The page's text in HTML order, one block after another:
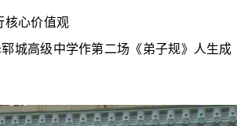
核心价值观
城高级中学作第二场《弟子规》人生成